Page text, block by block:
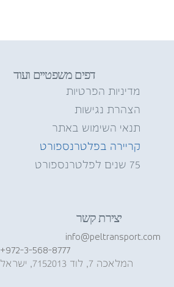
יצירת קשר
info@peltransport.com
+972-3-568-8777
המלאכה 7, לוד 7152013, ישראל
דפים משפטיים ועוד
מדיניות הפרטיות
הצהרת נגישות
תנאי השימוש באתר
קריירה בפלטרנספורט
75 שנים לפלטרנספורט